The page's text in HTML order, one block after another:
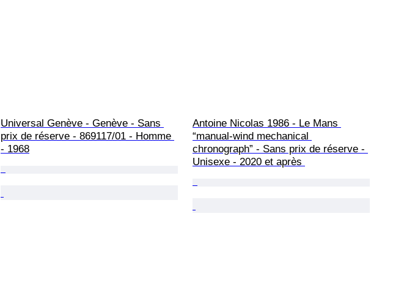
Universal Genève - Genève - Sans
prix de réserve - 869117/01 - Homme
- 1968
Antoine Nicolas 1986 - Le Mans
“manual-wind mechanical
chronograph” - Sans prix de réserve -
Unisexe - 2020 et après